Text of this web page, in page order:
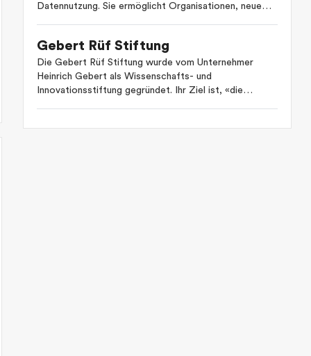
Datennutzung. Sie ermöglicht Organisationen, neue
automatisierte Datenschutzanalysen, sichere
Modellbereitstellung und Governance-Funktionen
unterstützt PeakPrivacy Unternehmen beim Aufbau
vertrauenswürdiger KI-Lösungen. Ziel ist es,
Gebert Rüf Stiftung
Die Gebert Rüf Stiftung wurde vom Unternehmer
Heinrich Gebert als Wissenschafts- und
Innovationsstiftung gegründet. Ihr Ziel ist, «die